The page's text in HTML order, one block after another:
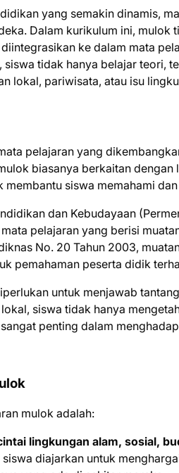
yang semakin dinamis,
Dalam kurikulum ini,
ke dalam mata
tidak hanya belajar teori,
lokal, pariwisata, atau isu
pelajaran yang
biasanya berkaitan
membantu siswa memahami
dan Kebudayaan
pelajaran yang berisi
No. 20 Tahun 2003,
pemahaman peserta didik
untuk menjawab
siswa tidak hanya
penting dalam
mulok adalah:
lingkungan alam, sosial,
diajarkan untuk